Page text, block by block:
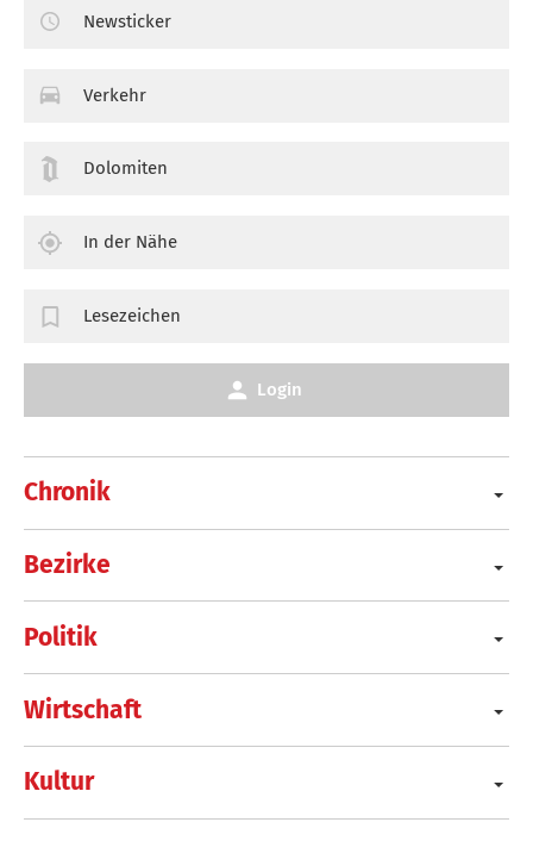
Chronik
Bezirke
Politik
Wirtschaft
Kultur
Newsticker
Verkehr
Dolomiten
In der Nähe
Lesezeichen
Login